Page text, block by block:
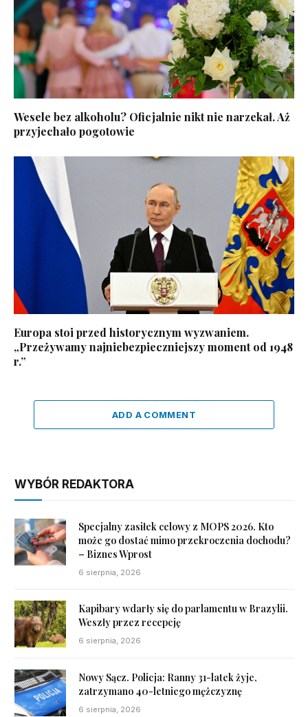
Wesele bez alkoholu? Oficjalnie nikt nie narzekał. Aż
przyjechało pogotowie
Europa stoi przed historycznym wyzwaniem.
„Przeżywamy najniebezpieczniejszy moment od 1948
r.”
ADD A COMMENT
WYBÓR REDAKTORA
Specjalny zasiłek celowy z MOPS 2026. Kto
może go dostać mimo przekroczenia dochodu?
– Biznes Wprost
6 sierpnia, 2026
Kapibary wdarły się do parlamentu w Brazylii.
Weszły przez recepcję
6 sierpnia, 2026
Nowy Sącz. Policja: Ranny 31-latek żyje,
zatrzymano 40-letniego mężczyznę
6 sierpnia, 2026